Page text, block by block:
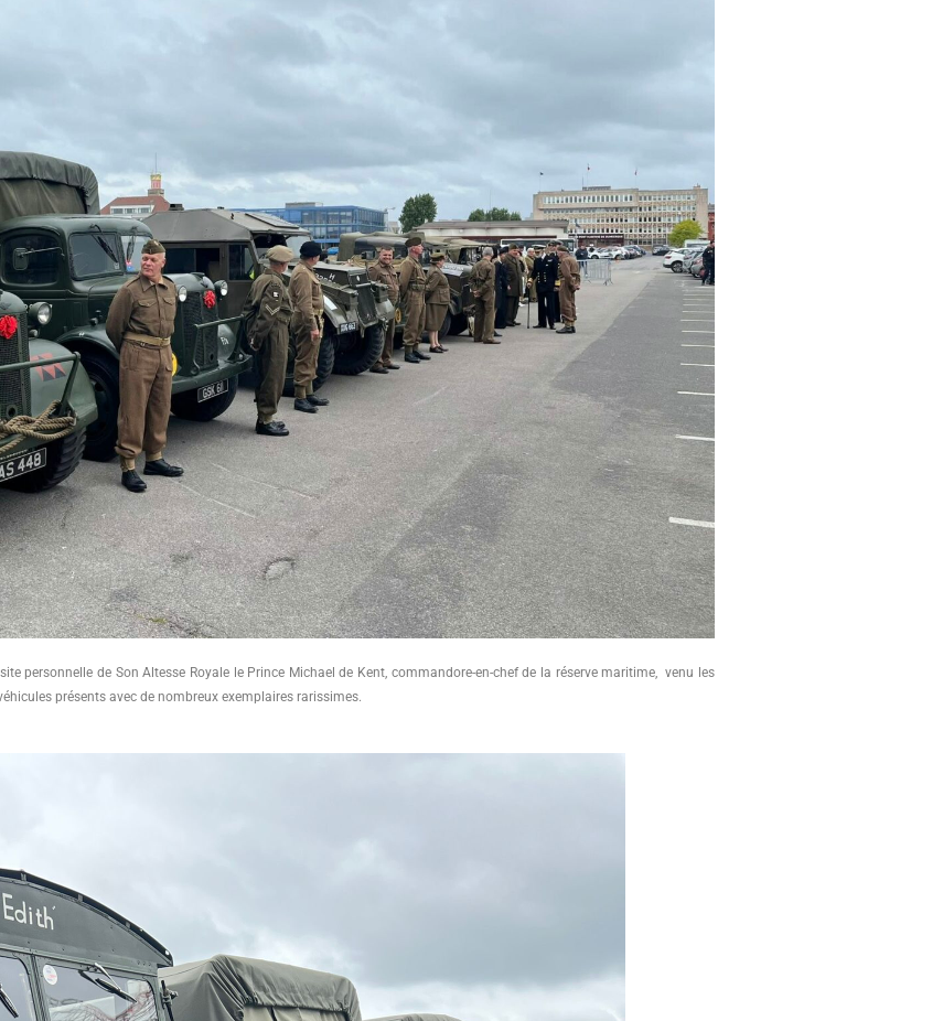
personnelle de Son Altesse Royale le Prince Michael de Kent, commandore-en-chef de la réserve maritime, venu les
présents avec de nombreux exemplaires rarissimes.